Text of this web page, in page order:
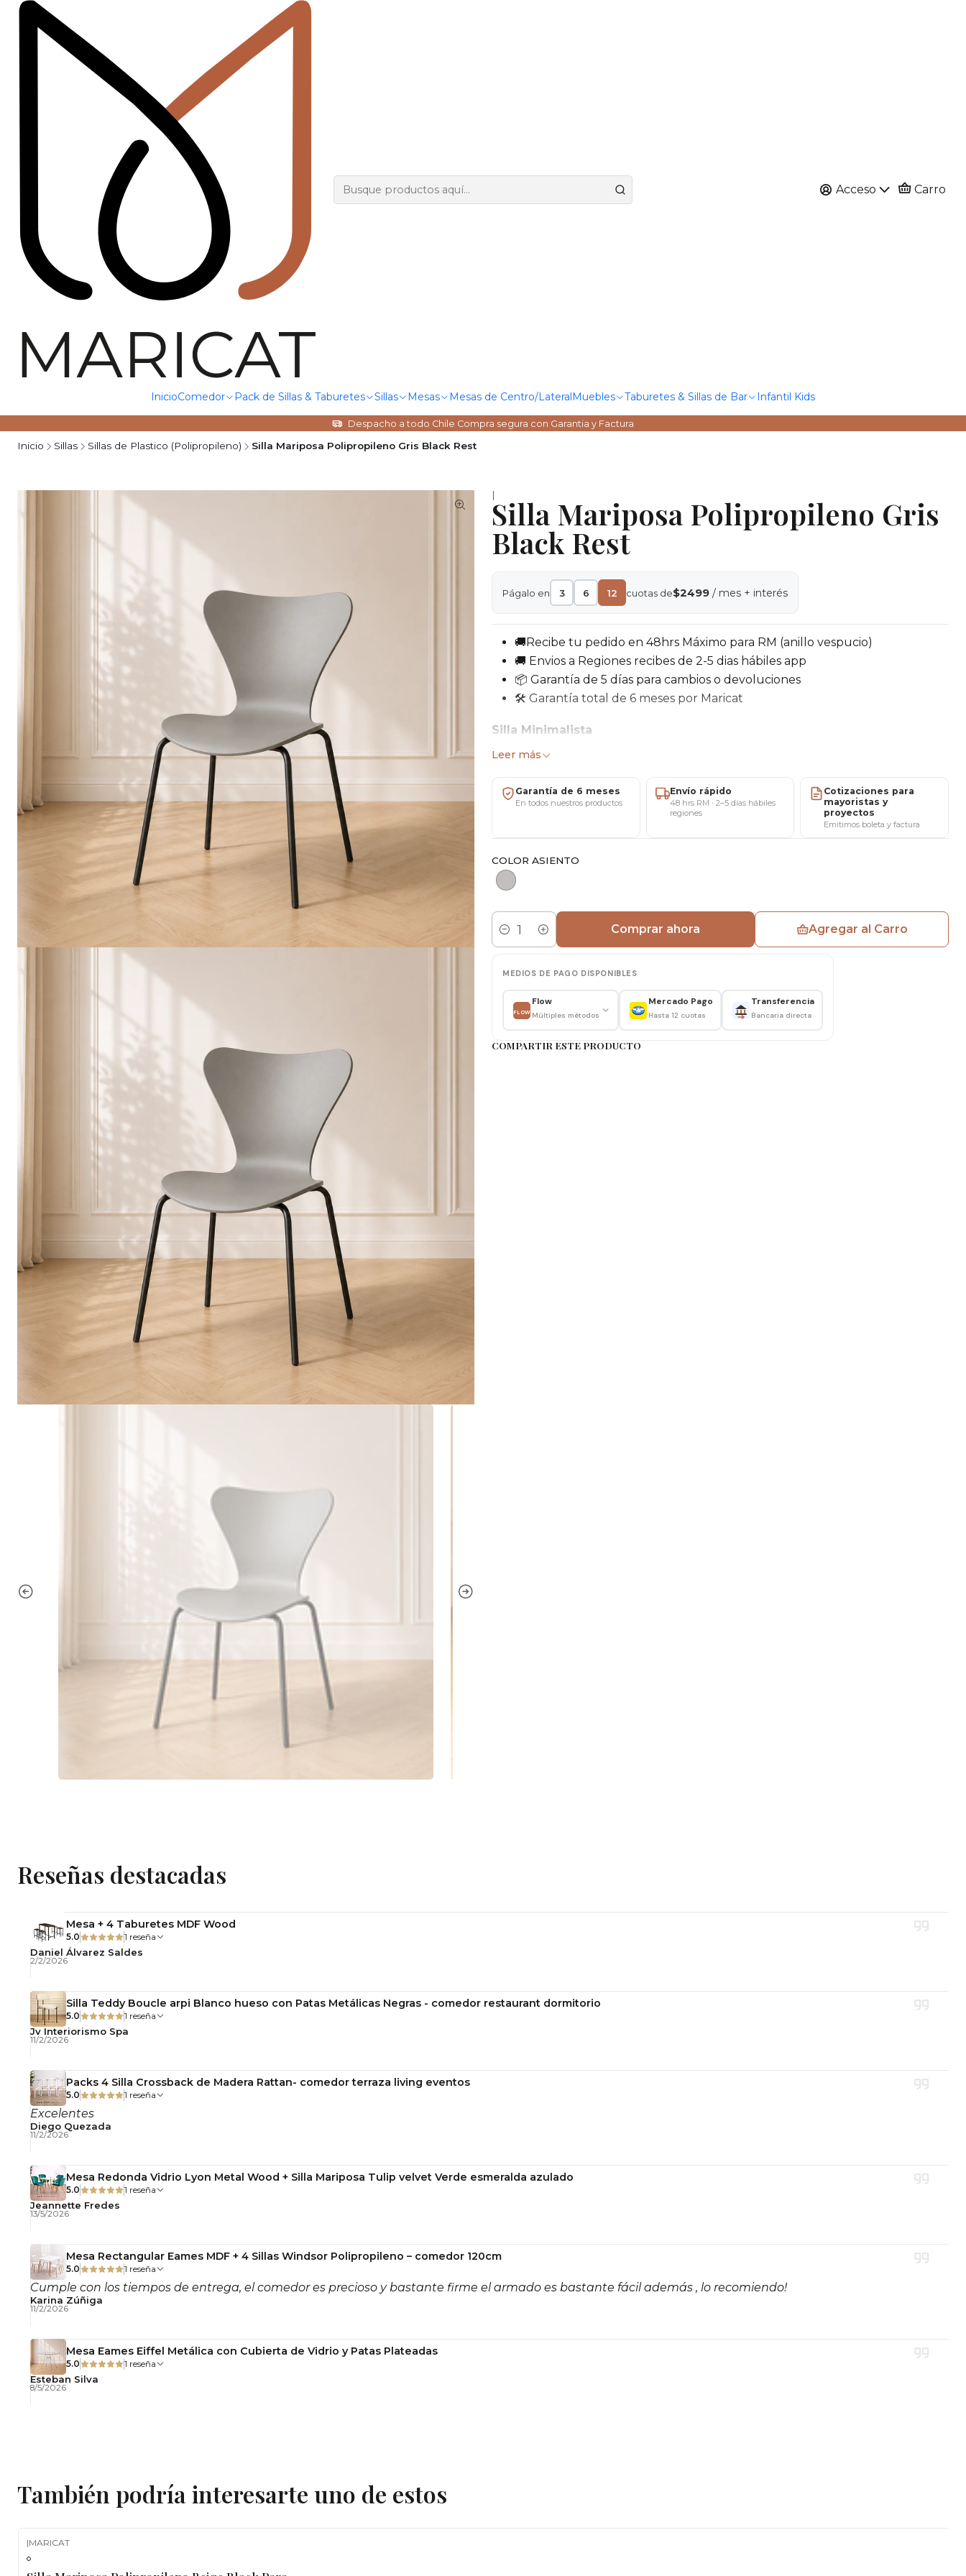
Acceso Carro
InicioComedor Pack de Sillas & Taburetes Sillas Mesas Mesas de Centro/LateralMuebles Taburetes & Sillas de Bar Infantil Kids
Despacho a todo Chile Compra segura con Garantia y Factura
Inicio Sillas Sillas de Plastico (Polipropileno) Silla Mariposa Polipropileno Gris Black Rest
|Silla Mariposa Polipropileno Gris
Black Rest
Págalo en 3 6 12 cuotas de$2499 / mes + interés
🚚Recibe tu pedido en 48hrs Máximo para RM (anillo vespucio)
🚚 Envios a Regiones recibes de 2-5 dias hábiles app
📦 Garantía de 5 días para cambios o devoluciones
🛠 Garantía total de 6 meses por Maricat
Silla Minimalista
✨ Estilo europeo, moderno y versátil
Ideal para comedor, oficina, cafetería o espacios decorativos.
Ancho: 47 cm
Altura asiento: 45 cm
Altura total: 79 cm
Profundidad: 40 cm
Materiales
Leer más
Garantía de 6 meses
En todos nuestros productos
Envío rápido
48 hrs RM · 2–5 días hábiles
regiones
Cotizaciones para
mayoristas y
proyectos
Emitimos boleta y factura
COLOR ASIENTO
Cantidad
Agregar al Carro
Comprar ahora
MEDIOS DE PAGO DISPONIBLES
FLOW
Flow
Múltiples métodos
Mercado Pago
Hasta 12 cuotas
Transferencia
Bancaria directa
COMPARTIR ESTE PRODUCTO
Reseñas destacadas
Mesa + 4 Taburetes MDF Wood
5.0 1 reseña
Daniel Álvarez Saldes
2/2/2026
Silla Teddy Boucle arpi Blanco hueso con Patas Metálicas Negras - comedor restaurant dormitorio
5.0 1 reseña
Jv Interiorismo Spa
11/2/2026
Packs 4 Silla Crossback de Madera Rattan- comedor terraza living eventos
5.0 1 reseña
Excelentes
Diego Quezada
11/2/2026
Mesa Redonda Vidrio Lyon Metal Wood + Silla Mariposa Tulip velvet Verde esmeralda azulado
5.0 1 reseña
Jeannette Fredes
13/5/2026
Mesa Rectangular Eames MDF + 4 Sillas Windsor Polipropileno – comedor 120cm
5.0 1 reseña
Cumple con los tiempos de entrega, el comedor es precioso y bastante firme el armado es bastante fácil además , lo recomiendo!
Karina Zúñiga
11/2/2026
Mesa Eames Eiffel Metálica con Cubierta de Vidrio y Patas Plateadas
5.0 1 reseña
Esteban Silva
8/5/2026
También podría interesarte uno de estos
|MARICAT